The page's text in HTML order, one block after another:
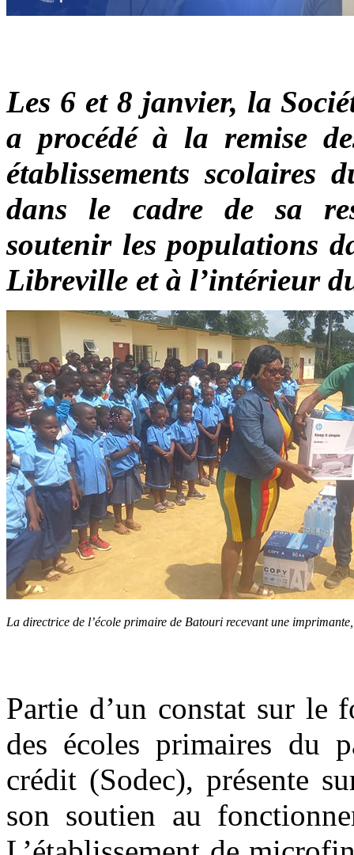
Les 6 et 8 janvier, la
a procédé à la remise
établissements scolaires
dans le cadre de sa
soutenir les populations
Libreville et à l’intérieur
La directrice de l’école primaire de Batouri recevant une
Partie d’un constat sur le
des écoles primaires du
crédit (Sodec), présente
son soutien au